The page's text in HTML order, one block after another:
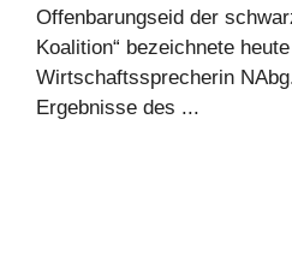
Offenbarungseid der
Koalition“ bezeichnete
Wirtschaftssprecherin
Ergebnisse des ...